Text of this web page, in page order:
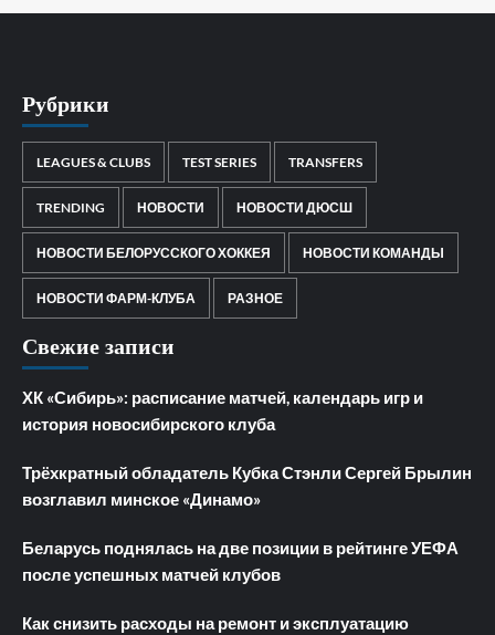
Рубрики
LEAGUES & CLUBS TEST SERIES TRANSFERS
TRENDING НОВОСТИ НОВОСТИ ДЮСШ
НОВОСТИ БЕЛОРУССКОГО ХОККЕЯ НОВОСТИ КОМАНДЫ
НОВОСТИ ФАРМ-КЛУБА РАЗНОЕ
Свежие записи
ХК «Сибирь»: расписание матчей, календарь игр и
история новосибирского клуба
Трёхкратный обладатель Кубка Стэнли Сергей Брылин
возглавил минское «Динамо»
Беларусь поднялась на две позиции в рейтинге УЕФА
после успешных матчей клубов
Как снизить расходы на ремонт и эксплуатацию